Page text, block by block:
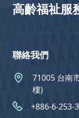
高齡福祉服
聯絡我們
71005 台南
樓)
+886-6-253-